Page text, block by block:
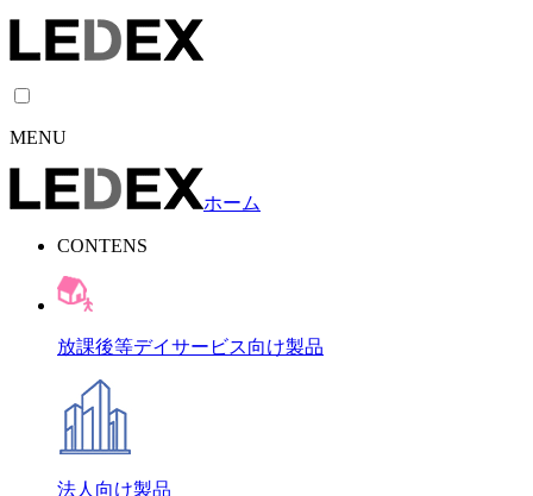
MENU
ホーム
CONTENS
放課後等デイサービス向け製品
法人向け製品